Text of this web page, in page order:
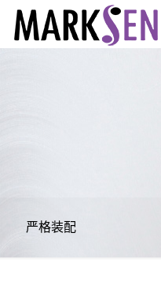
严格装配